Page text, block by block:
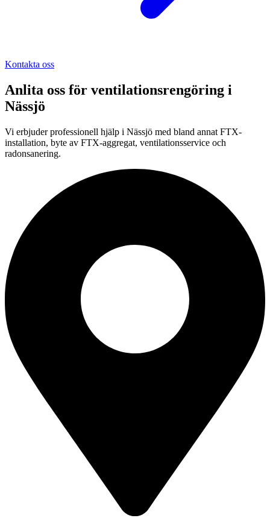
Kontakta oss
Anlita oss för ventilationsrengöring i
Nässjö
Vi erbjuder professionell hjälp i Nässjö med bland annat FTX-
installation, byte av FTX-aggregat, ventilationsservice och
radonsanering.